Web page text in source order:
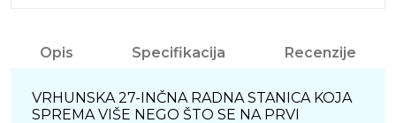
Opis Specifikacija Recenzije
VRHUNSKA 27-INČNA RADNA STANICA KOJA
SPREMA VIŠE NEGO ŠTO SE NA PRVI